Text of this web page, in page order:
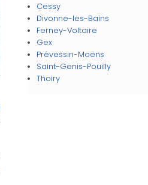
Cessy
Divonne-les-Bains
Ferney-Voltaire
Gex
Prévessin-Moëns
Saint-Genis-Pouilly
Thoiry